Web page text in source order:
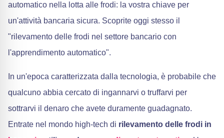
automatico nella lotta alle frodi: la vostra chiave per
un'attività bancaria sicura. Scoprite oggi stesso il
"rilevamento delle frodi nel settore bancario con
l'apprendimento automatico".
In un'epoca caratterizzata dalla tecnologia, è probabile che
qualcuno abbia cercato di ingannarvi o truffarvi per
sottrarvi il denaro che avete duramente guadagnato.
Entrate nel mondo high-tech di rilevamento delle frodi in